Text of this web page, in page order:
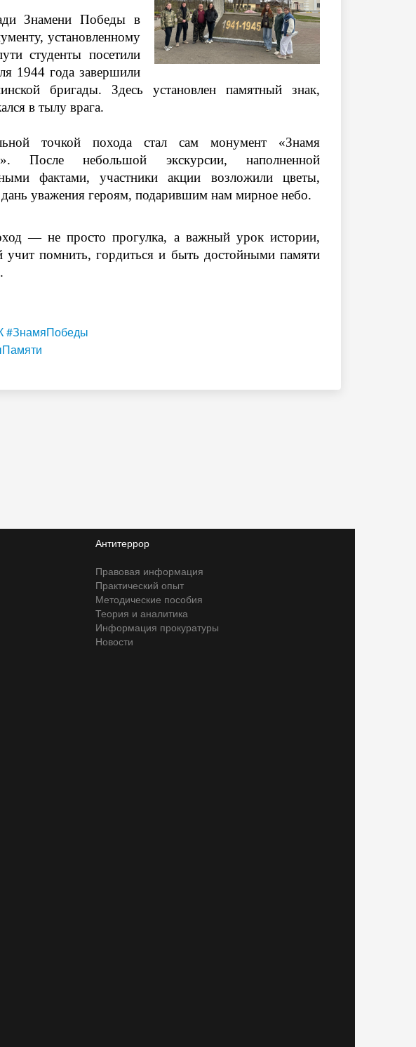
Знамени Победы в
установленному
студенты посетили
1944 года завершили
бригады. Здесь установлен памятный знак,
в тылу врага.
точкой похода стал сам монумент «Знамя
После небольшой экскурсии, наполненной
фактами, участники акции возложили цветы,
дань уважения героям, подарившим нам мирное небо.
— не просто прогулка, а важный урок истории,
учит помнить, гордиться и быть достойными памяти
#ЗнамяПобеды
Антитеррор
Правовая информация
Практический опыт
Методические пособия
Теория и аналитика
Информация прокуратуры
Новости